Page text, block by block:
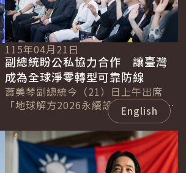
115年04月21日
副總統盼公私協力合作 讓臺灣
成為全球淨零轉型可靠防線
蕭美琴副總統今（21）日上午出席
「地球解方2026永續設計行動年會」
開幕式時表示，當前世界面臨地緣政
治動盪、能源危機及極端氣候等挑
戰，環境永...
詳細內容
English